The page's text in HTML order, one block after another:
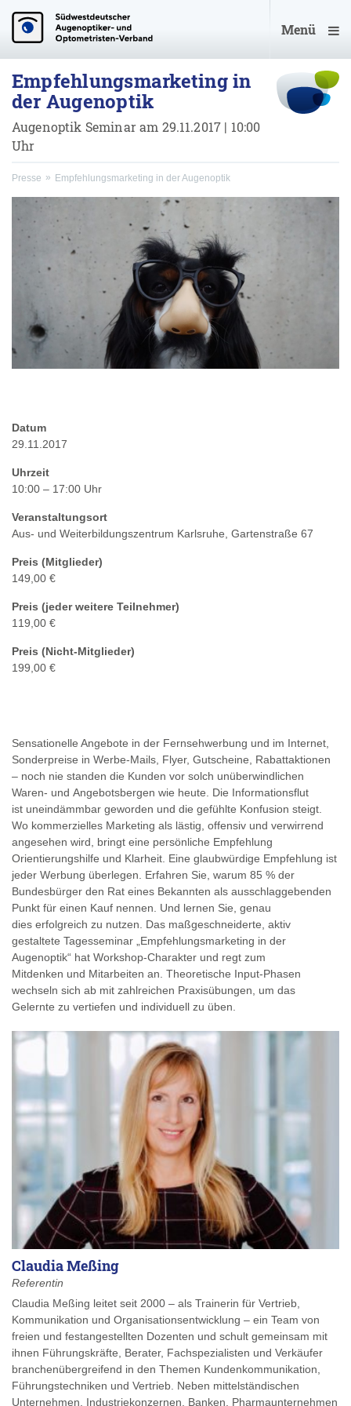
Menü
Empfehlungsmarketing in
der Augenoptik
Augenoptik Seminar am 29.11.2017 | 10:00
Uhr
Presse Empfehlungsmarketing in der Augenoptik
Datum
29.11.2017
Uhrzeit
10:00 – 17:00 Uhr
Veranstaltungsort
Aus- und Weiterbildungszentrum Karlsruhe, Gartenstraße 67
Preis (Mitglieder)
149,00 €
Preis (jeder weitere Teilnehmer)
119,00 €
Preis (Nicht-Mitglieder)
199,00 €
Sensationelle Angebote in der Fernsehwerbung und im Internet,
Sonderpreise in Werbe-Mails, Flyer, Gutscheine, Rabattaktionen
– noch nie standen die Kunden vor solch unüberwindlichen
Waren- und Angebotsbergen wie heute. Die Informationsflut
ist uneindämmbar geworden und die gefühlte Konfusion steigt.
Wo kommerzielles Marketing als lästig, offensiv und verwirrend
angesehen wird, bringt eine persönliche Empfehlung
Orientierungshilfe und Klarheit. Eine glaubwürdige Empfehlung ist
jeder Werbung überlegen. Erfahren Sie, warum 85 % der
Bundesbürger den Rat eines Bekannten als ausschlaggebenden
Punkt für einen Kauf nennen. Und lernen Sie, genau
dies erfolgreich zu nutzen. Das maßgeschneiderte, aktiv
gestaltete Tagesseminar „Empfehlungsmarketing in der
Augenoptik“ hat Workshop-Charakter und regt zum
Mitdenken und Mitarbeiten an. Theoretische Input-Phasen
wechseln sich ab mit zahlreichen Praxisübungen, um das
Gelernte zu vertiefen und individuell zu üben.
Claudia Meßing
Referentin
Claudia Meßing leitet seit 2000 – als Trainerin für Vertrieb,
Kommunikation und Organisationsentwicklung – ein Team von
freien und festangestellten Dozenten und schult gemeinsam mit
ihnen Führungskräfte, Berater, Fachspezialisten und Verkäufer
branchenübergreifend in den Themen Kundenkommunikation,
Führungstechniken und Vertrieb. Neben mittelständischen
Unternehmen, Industriekonzernen, Banken, Pharmaunternehmen